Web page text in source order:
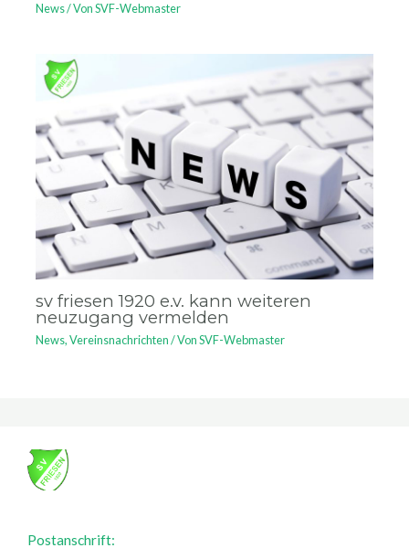
News/ VonSVF-Webmaster
sv friesen 1920 e.v. kann weiteren
neuzugang vermelden
News,Vereinsnachrichten/ VonSVF-Webmaster
Postanschrift: